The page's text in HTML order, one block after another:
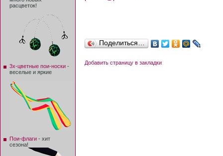
Поделиться…
Добавить страницу в закладки
расцветок!
3х-цветные пои-носки -
веселые и яркие
Пои-флаги - хит
сезона!